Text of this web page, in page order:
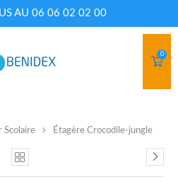
AU 06 06 02 02 00
0
Scolaire Étagère Crocodile-jungle